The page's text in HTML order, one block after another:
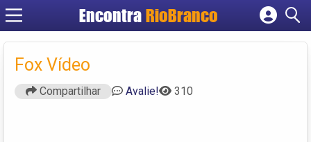
Encontra RioBranco
Cadastrar empresa
Fox Vídeo
Compartilhar Avalie! 310